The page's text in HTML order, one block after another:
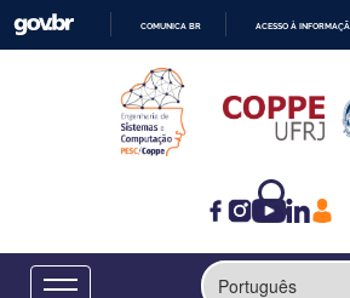
CONTEÚDO
COMUNICA BR ACESSO À